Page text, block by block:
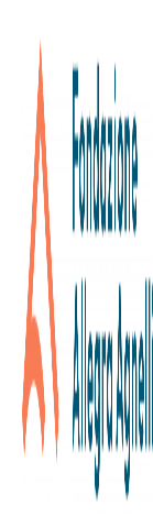
09/10/2019
Dicono di noi
le
Candiolo